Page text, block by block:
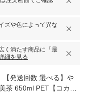
ズや色によって異な
く満たす商品に「最
細を見る
【発送回数 選べる】や
茶 650ml PET【コカ・